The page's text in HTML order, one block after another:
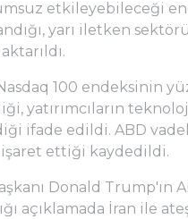
etkileyebileceği
yarı iletken
100 endeksinin
yatırımcıların
ifade edildi. ABD
ettiği kaydedildi.
Donald Trump'ın
açıklamada İran ile